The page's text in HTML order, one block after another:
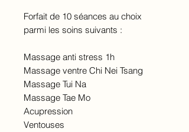
Forfait de 10 séances au choix
parmi les soins suivants :
Massage anti stress 1h
Massage ventre Chi Nei Tsang
Massage Tui Na
Massage Tae Mo
Acupression
Ventouses